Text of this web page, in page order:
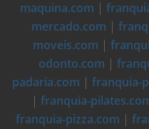
maquina.com |
mercado.com |
moveis.com |
odonto.com |
padaria.com | franquia-
| franquia-
franquia-pizza.com |